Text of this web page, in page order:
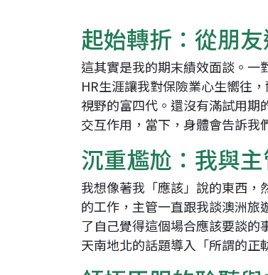
起始轉折：從朋
這其實是我的期末績效面談。一
HR生涯讓我對保險業心生嚮往
視野的富四代。還沒有滿試用期
交互作用，當下，身體會告訴我
沉重尷尬：我與
我想像著我「應該」說的東西，
的工作，主管一直跟我談澳洲
了自己覺得這個場合應該要談
天南地北的話題導入「所謂的正